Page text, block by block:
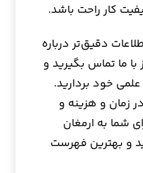
کار راحت باشد.
دقیق‌تر درباره
ما تماس بگیرید و
خود بردارید.
زمان و هزینه و
شما به ارمغان
و بهترین فهرست